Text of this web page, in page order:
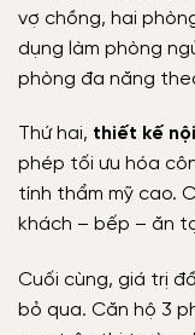
vợ chồng, hai
dụng làm phòng
phòng đa năng
Thứ hai, thiết kế
phép tối ưu hóa
tính thẩm mỹ cao.
khách – bếp – ăn
Cuối cùng, giá trị
bỏ qua. Căn hộ 3